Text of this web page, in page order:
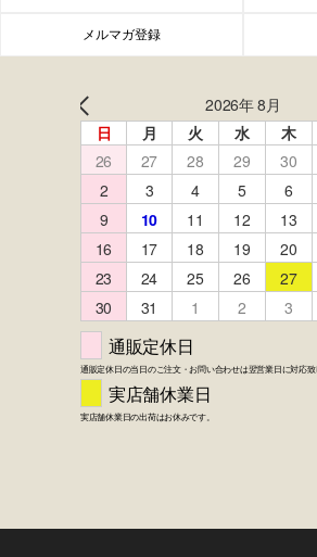
FACEBOOK twitter instagram
メルマガ登録